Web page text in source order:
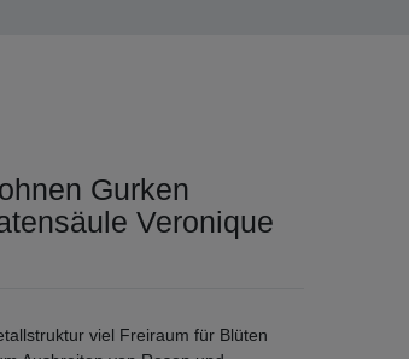
Gurken
Veronique
viel Freiraum für Blüten